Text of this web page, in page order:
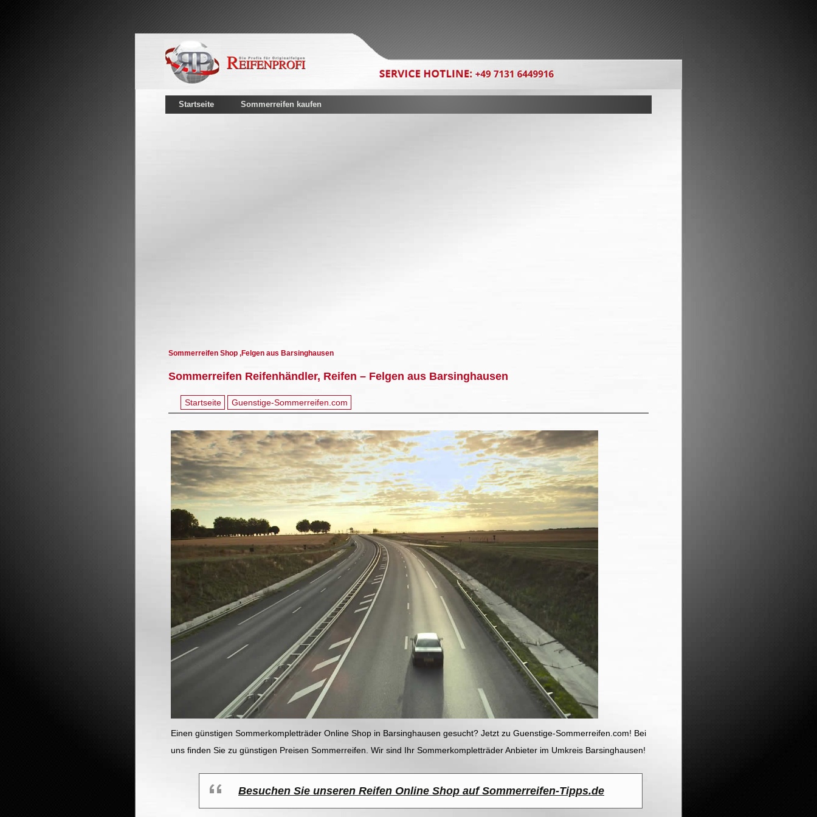
Startseite Sommerreifen kaufen
Sommerreifen Shop ,Felgen aus Barsinghausen
Sommerreifen Reifenhändler, Reifen – Felgen aus Barsinghausen
Startseite Guenstige-Sommerreifen.com
Einen günstigen Sommerkompletträder Online Shop in Barsinghausen gesucht? Jetzt zu Guenstige-Sommerreifen.com! Bei
uns finden Sie zu günstigen Preisen Sommerreifen. Wir sind Ihr Sommerkompletträder Anbieter im Umkreis Barsinghausen!
Besuchen Sie unseren Reifen Online Shop auf Sommerreifen-Tipps.de